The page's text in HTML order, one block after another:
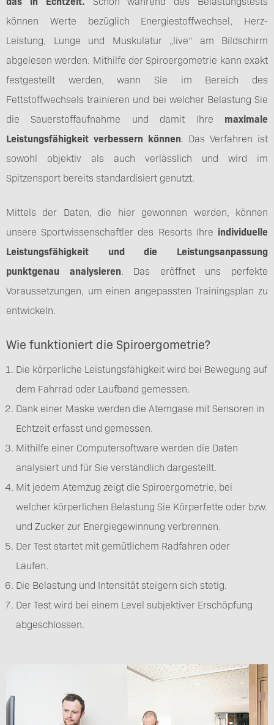
können Werte bezüglich Energiestoffwechsel, Herz-
Leistung, Lunge und Muskulatur „live“ am Bildschirm
abgelesen werden. Mithilfe der Spiroergometrie kann exakt
festgestellt werden, wann Sie im Bereich des
Fettstoffwechsels trainieren und bei welcher Belastung Sie
die Sauerstoffaufnahme und damit Ihre maximale
Leistungsfähigkeit verbessern können. Das Verfahren ist
sowohl objektiv als auch verlässlich und wird im
Spitzensport bereits standardisiert genutzt.
Mittels der Daten, die hier gewonnen werden, können
unsere Sportwissenschaftler des Resorts Ihre individuelle
Leistungsfähigkeit und die Leistungsanpassung
punktgenau analysieren. Das eröffnet uns perfekte
Voraussetzungen, um einen angepassten Trainingsplan zu
entwickeln.
Wie funktioniert die Spiroergometrie?
Die körperliche Leistungsfähigkeit wird bei Bewegung auf
dem Fahrrad oder Laufband gemessen.
Dank einer Maske werden die Atemgase mit Sensoren in
Echtzeit erfasst und gemessen.
Mithilfe einer Computersoftware werden die Daten
analysiert und für Sie verständlich dargestellt.
Mit jedem Atemzug zeigt die Spiroergometrie, bei
welcher körperlichen Belastung Sie Körperfette oder bzw.
und Zucker zur Energiegewinnung verbrennen.
Der Test startet mit gemütlichem Radfahren oder
Laufen.
Die Belastung und Intensität steigern sich stetig.
Der Test wird bei einem Level subjektiver Erschöpfung
abgeschlossen.